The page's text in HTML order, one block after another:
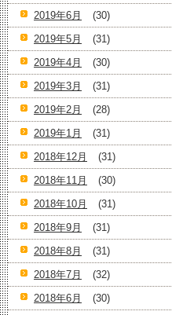
2019年6月
(30)
2019年5月
(31)
2019年4月
(30)
2019年3月
(31)
2019年2月
(28)
2019年1月
(31)
2018年12月
(31)
2018年11月
(30)
2018年10月
(31)
2018年9月
(31)
2018年8月
(31)
2018年7月
(32)
2018年6月
(30)